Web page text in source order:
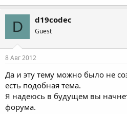
D d19codec
Guest
8 Авг 2012
Да и эту тему можно было не
есть подобная тема.
Я надеюсь в будущем вы
форума.